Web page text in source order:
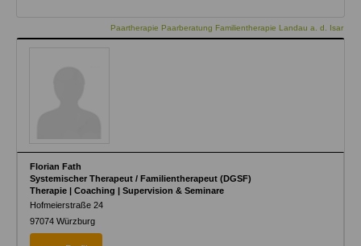
Paartherapie Paarberatung Familientherapie Landau a. d. Isar
Florian Fath
Systemischer Therapeut / Familientherapeut (DGSF)
Therapie | Coaching | Supervision & Seminare
Hofmeierstraße 24
97074 Würzburg